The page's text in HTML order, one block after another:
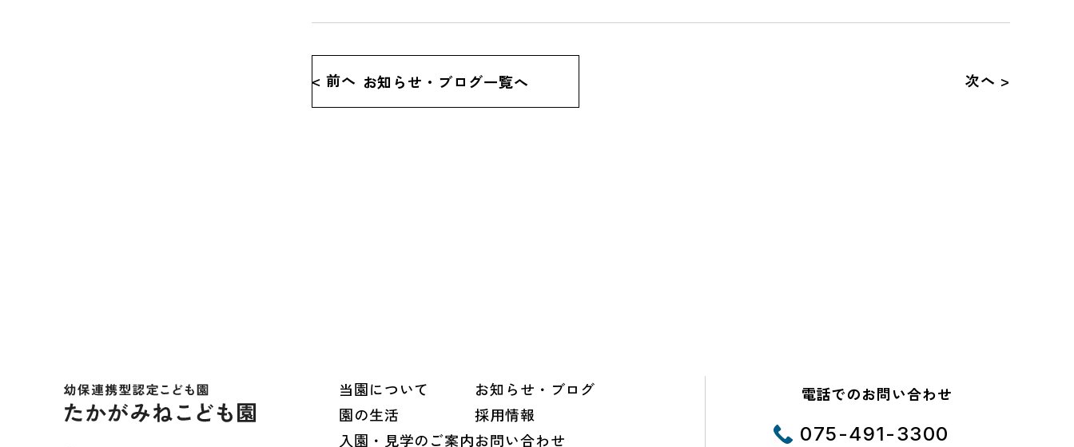
< 前へ 次へ >
お知らせ・ブログ一覧へ
当園について
園の生活
入園・見学のご案内
お知らせ・ブログ
採用情報
お問い合わせ
電話でのお問い合わせ
075-491-3300